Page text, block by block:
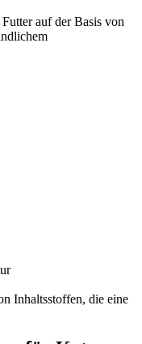
auf der Basis von
Inhaltsstoffen, die eine